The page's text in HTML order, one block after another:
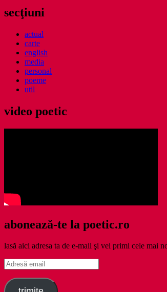
secţiuni
actual
carte
english
media
personal
poeme
util
video poetic
abonează-te la poetic.ro
lasă aici adresa ta de e-mail şi vei primi cele mai
Adresă
email